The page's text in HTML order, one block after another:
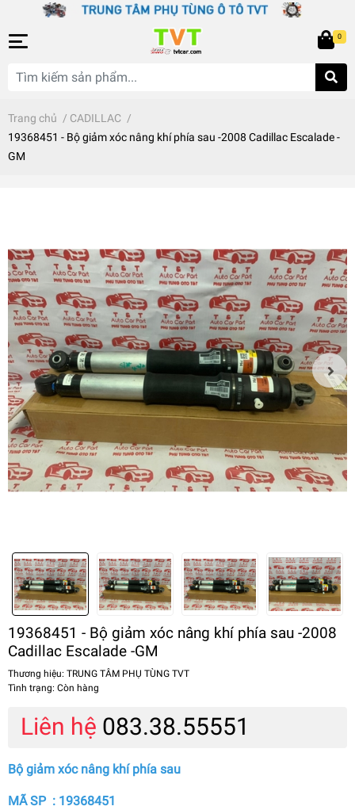
0
Trang chủ / CADILLAC /
19368451 - Bộ giảm xóc nâng khí phía sau -2008 Cadillac Escalade -
GM
19368451 - Bộ giảm xóc nâng khí phía sau -2008
Cadillac Escalade -GM
Thương hiệu: TRUNG TÂM PHỤ TÙNG TVT
Tình trạng: Còn hàng
Liên hệ 083.38.55551
Bộ giảm xóc nâng khí phía sau
MÃ SP : 19368451